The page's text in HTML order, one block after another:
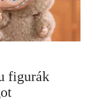
figurák